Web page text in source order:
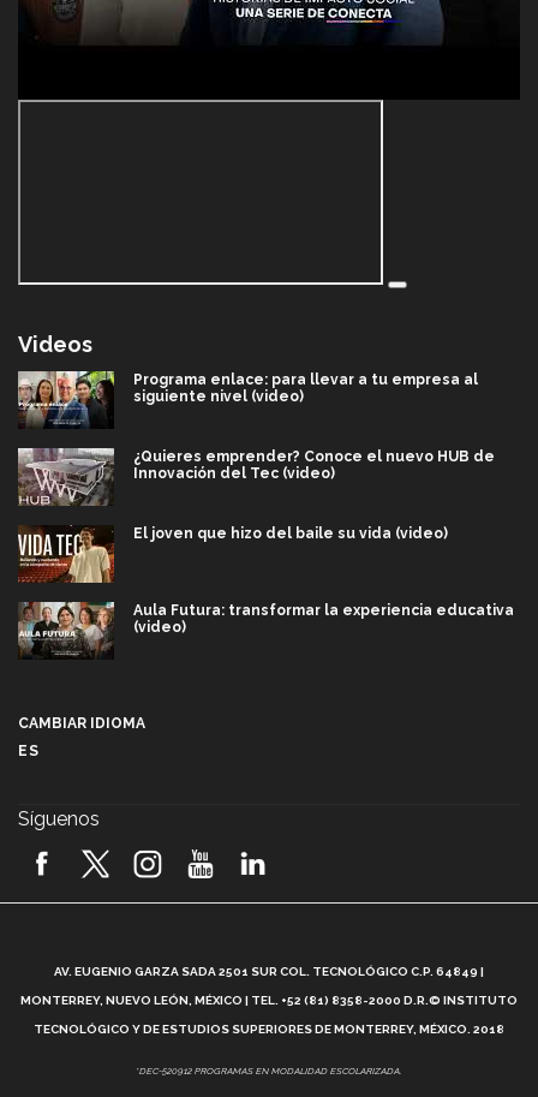
Videos
Programa enlace: para llevar a tu empresa al
siguiente nivel (video)
¿Quieres emprender? Conoce el nuevo HUB de
Innovación del Tec (video)
El joven que hizo del baile su vida (video)
Aula Futura: transformar la experiencia educativa
(video)
2026! (video)
¿Cómo es el Modelo Educativo Tec? (video)
Vida Tec: Feminismo e Inteligencia Artificial, Paola
CAMBIAR IDIOMA
ES
Síguenos
AV. EUGENIO GARZA SADA 2501 SUR COL. TECNOLÓGICO C.P. 64849 |
MONTERREY, NUEVO LEÓN, MÉXICO | TEL. +52 (81) 8358-2000 D.R.© INSTITUTO
TECNOLÓGICO Y DE ESTUDIOS SUPERIORES DE MONTERREY, MÉXICO. 2018
*DEC-520912 PROGRAMAS EN MODALIDAD ESCOLARIZADA.